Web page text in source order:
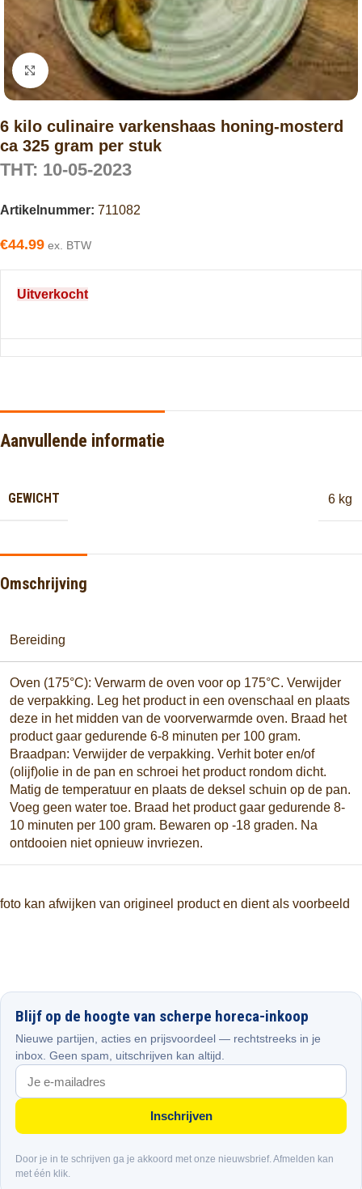
Click to enlarge
6 kilo culinaire varkenshaas honing-mosterd
ca 325 gram per stuk
THT: 10-05-2023
Artikelnummer: 711082
€44.99 ex. BTW
Uitverkocht
Aanvullende informatie
GEWICHT 6 kg
Omschrijving
Bereiding
Oven (175°C): Verwarm de oven voor op 175°C. Verwijder
de verpakking. Leg het product in een ovenschaal en plaats
deze in het midden van de voorverwarmde oven. Braad het
product gaar gedurende 6-8 minuten per 100 gram.
Braadpan: Verwijder de verpakking. Verhit boter en/of
(olijf)olie in de pan en schroei het product rondom dicht.
Matig de temperatuur en plaats de deksel schuin op de pan.
Voeg geen water toe. Braad het product gaar gedurende 8-
10 minuten per 100 gram. Bewaren op -18 graden. Na
ontdooien niet opnieuw invriezen.
foto kan afwijken van origineel product en dient als voorbeeld
Blijf op de hoogte van scherpe horeca-inkoop
Nieuwe partijen, acties en prijsvoordeel — rechtstreeks in je
inbox. Geen spam, uitschrijven kan altijd.
Inschrijven
Door je in te schrijven ga je akkoord met onze nieuwsbrief. Afmelden kan
met één klik.